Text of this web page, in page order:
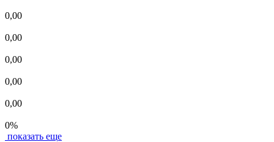
0,00
0,00
0,00
0,00
0,00
0%
показать еще